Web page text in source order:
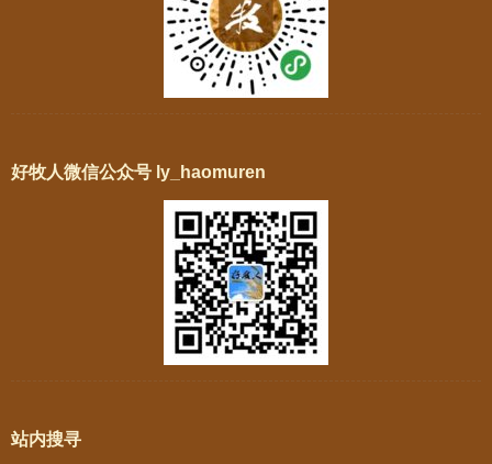
好牧人微信公众号 ly_haomuren
站内搜寻